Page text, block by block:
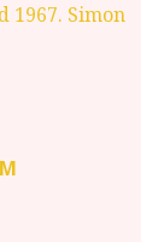
1967. Simon